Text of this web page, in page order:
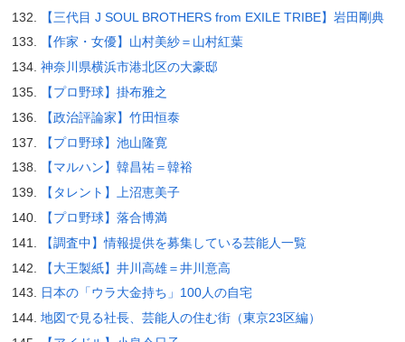
【三代目 J SOUL BROTHERS from EXILE TRIBE】岩田剛典
【作家・女優】山村美紗＝山村紅葉
神奈川県横浜市港北区の大豪邸
【プロ野球】掛布雅之
【政治評論家】竹田恒泰
【プロ野球】池山隆寛
【マルハン】韓昌祐＝韓裕
【タレント】上沼恵美子
【プロ野球】落合博満
【調査中】情報提供を募集している芸能人一覧
【大王製紙】井川高雄＝井川意高
日本の「ウラ大金持ち」100人の自宅
地図で見る社長、芸能人の住む街（東京23区編）